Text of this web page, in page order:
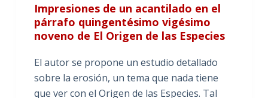
Impresiones de un acantilado en el
párrafo quingentésimo vigésimo
noveno de El Origen de las Especies
El autor se propone un estudio detallado
sobre la erosión, un tema que nada tiene
que ver con el Origen de las Especies. Tal